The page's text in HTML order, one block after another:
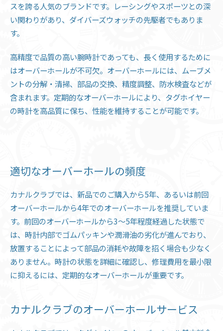
スを誇る人気のブランドです。レーシングやスポーツとの深
い関わりがあり、ダイバーズウォッチの先駆者でもありま
す。
高精度で品質の高い腕時計であっても、長く使用するために
はオーバーホールが不可欠。オーバーホールには、ムーブメ
ントの分解・清掃、部品の交換、精度調整、防水検査などが
含まれます。定期的なオーバーホールにより、タグホイヤー
の時計を高品質に保ち、性能を維持することが可能です。
適切なオーバーホールの頻度
カナルクラブでは、新品でのご購入から5年、あるいは前回
オーバーホールから4年でのオーバーホールを推奨していま
す。前回のオーバーホールから3〜5年程度経過した状態で
は、時計内部でゴムパッキンや潤滑油の劣化が進んでおり、
放置することによって部品の消耗や故障を招く場合も少なく
ありません。時計の状態を詳細に確認し、修理費用を最小限
に抑えるには、定期的なオーバーホールが重要です。
カナルクラブのオーバーホールサービス